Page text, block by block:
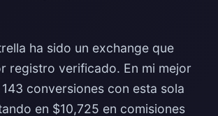
ha sido un exchange que
registro verificado. En mi mejor
conversiones con esta sola
en $10,725 en comisiones